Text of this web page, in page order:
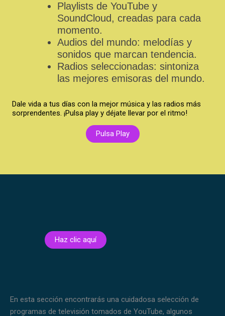
Playlists de YouTube y
SoundCloud, creadas para cada
momento.
Audios del mundo: melodías y
sonidos que marcan tendencia.
Radios seleccionadas: sintoniza
las mejores emisoras del mundo.
Dale vida a tus días con la mejor música y las radios más
sorprendentes. ¡Pulsa play y déjate llevar por el ritmo!
Pulsa Play
Haz clic aquí
En esta sección encontrarás una cuidadosa selección de
programas de televisión tomados de YouTube, algunos